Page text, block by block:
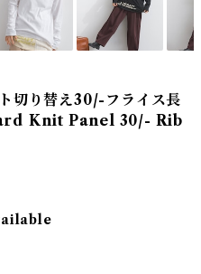
切り替え30/-フライス長
Knit Panel 30/- Rib